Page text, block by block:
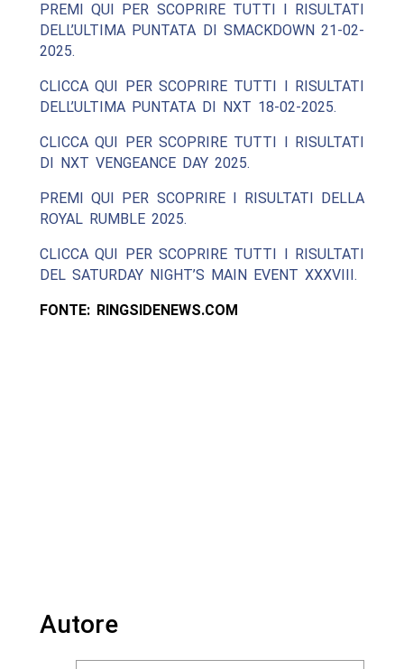
PREMI QUI PER SCOPRIRE TUTTI I RISULTATI
DELL’ULTIMA PUNTATA DI SMACKDOWN 21-02-
2025.
CLICCA QUI PER SCOPRIRE TUTTI I RISULTATI
DELL’ULTIMA PUNTATA DI NXT 18-02-2025.
CLICCA QUI PER SCOPRIRE TUTTI I RISULTATI
DI NXT VENGEANCE DAY 2025.
PREMI QUI PER SCOPRIRE I RISULTATI DELLA
ROYAL RUMBLE 2025.
CLICCA QUI PER SCOPRIRE TUTTI I RISULTATI
DEL SATURDAY NIGHT’S MAIN EVENT XXXVIII.
FONTE: RINGSIDENEWS.COM
Autore